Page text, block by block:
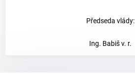
Předseda vlády:
Ing. Babiš v. r.